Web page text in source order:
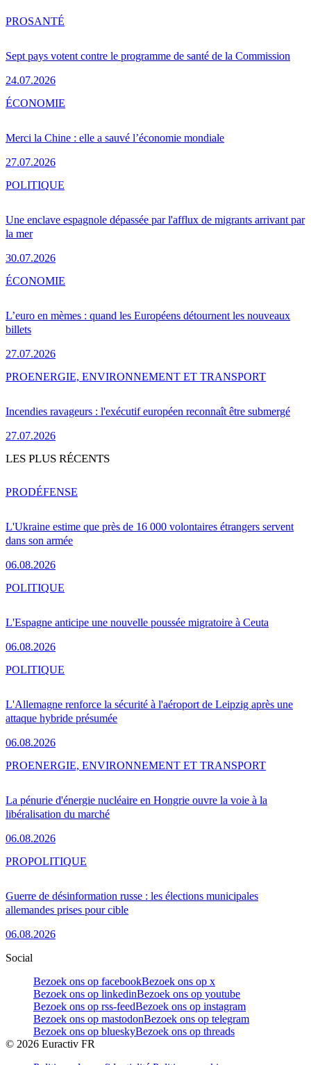
Sept pays votent contre le programme de santé de la Commission
24.07.2026
PROSANTÉ
Merci la Chine : elle a sauvé l’économie mondiale
27.07.2026
ÉCONOMIE
Une enclave espagnole dépassée par l'afflux de migrants arrivant par
la mer
30.07.2026
POLITIQUE
L’euro en mèmes : quand les Européens détournent les nouveaux
billets
27.07.2026
ÉCONOMIE
Incendies ravageurs : l'exécutif européen reconnaît être submergé
27.07.2026
PROENERGIE, ENVIRONNEMENT ET TRANSPORT
LES PLUS RÉCENTS
L'Ukraine estime que près de 16 000 volontaires étrangers servent
dans son armée
06.08.2026
PRODÉFENSE
L'Espagne anticipe une nouvelle poussée migratoire à Ceuta
06.08.2026
POLITIQUE
L'Allemagne renforce la sécurité à l'aéroport de Leipzig après une
attaque hybride présumée
06.08.2026
POLITIQUE
La pénurie d'énergie nucléaire en Hongrie ouvre la voie à la
libéralisation du marché
06.08.2026
PROENERGIE, ENVIRONNEMENT ET TRANSPORT
Guerre de désinformation russe : les élections municipales
allemandes prises pour cible
06.08.2026
PROPOLITIQUE
Social
Bezoek ons op facebookBezoek ons op x
Bezoek ons op linkedinBezoek ons op youtube
Bezoek ons op rss-feedBezoek ons op instagram
Bezoek ons op mastodonBezoek ons op telegram
Bezoek ons op blueskyBezoek ons op threads
© 2026 Euractiv FR